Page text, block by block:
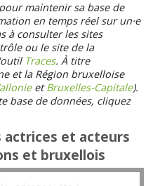
maintenir sa base de
en temps réel sur un·e
à consulter les sites
ou le site de la
Traces. À titre
et la Région bruxelloise
etBruxelles-Capitale).
base de données, cliquez
actrices et acteurs
et bruxellois